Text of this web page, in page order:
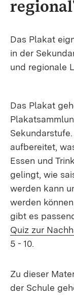
Das Plakat
in der
und regionale
Das Plakat
aufbereitet,
Essen und
gelingt, wie
werden kann
werden
gibt es
Quiz zur
5 - 10.
Zu dieser
der Schule